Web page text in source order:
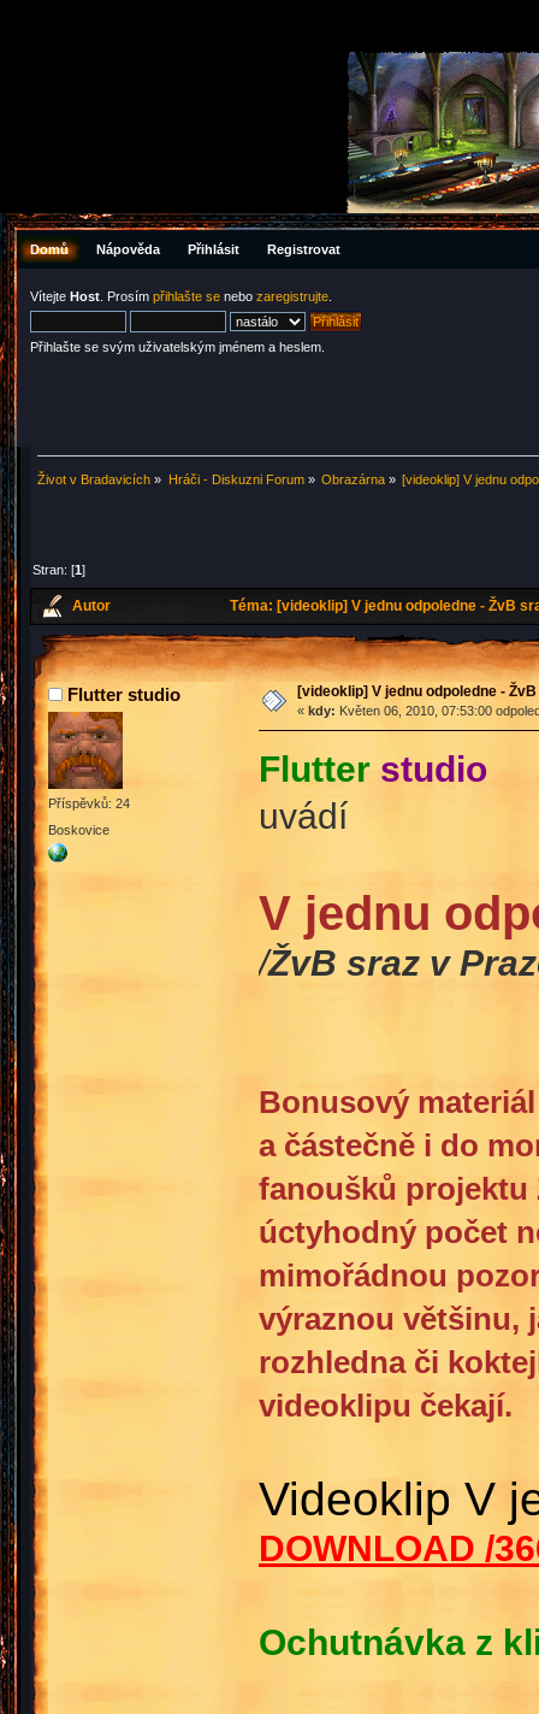
Domů Nápověda Přihlásit Registrovat
Vítejte Host . Prosím přihlašte se nebo zaregistrujte
Přihlašte se svým uživatelským jménem a heslem.
Život v Bradavicích » Hráči - Diskuzni Forum» Obrazárna» [videoklip] V jednu
Stran: [1]
Autor Téma: [videoklip] V jednu odpoledne - ŽvB
Flutter studio
Příspěvků: 24
Boskovice
[videoklip] V jednu odpoledne -
« kdy: Květen 06, 2010, 07:53:00
Flutter studio
uvádí
V jednu
/ŽvB sraz v
Bonusový
a částečně i do
fanoušků projektu
úctyhodný počet
mimořádnou
výraznou většinu,
rozhledna či
videoklipu čekají.
Videoklip V
DOWNLOAD /
Ochutnávka z